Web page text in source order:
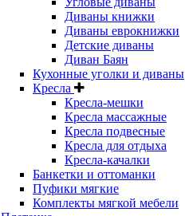
Диваны книжки
Диваны еврокнижки
Детские диваны
Диван Баян
Кухонные уголки и диваны
Кресла
Кресла-мешки
Кресла массажные
Кресла подвесные
Кресла для отдыха
Кресла-качалки
Банкетки и оттоманки
Пуфики мягкие
Комплекты мягкой мебели